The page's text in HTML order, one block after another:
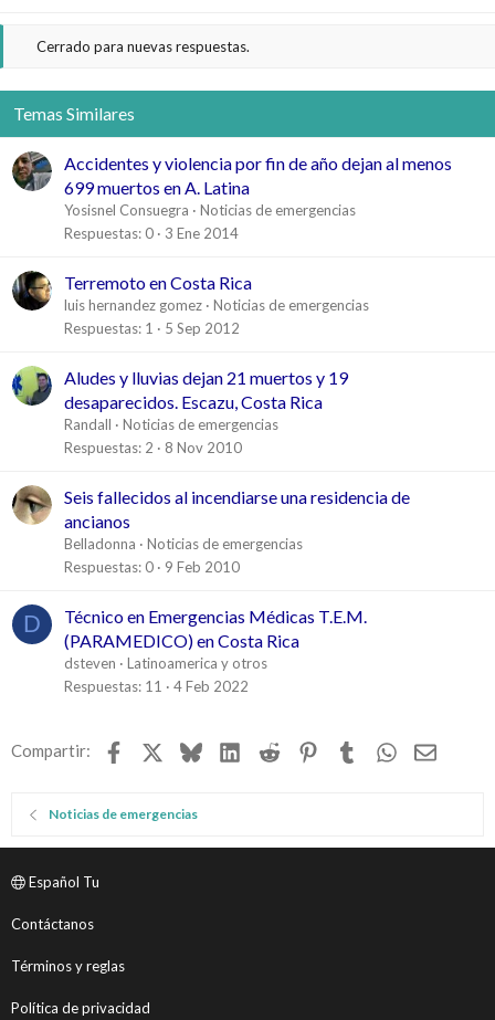
Cerrado para nuevas respuestas.
Temas Similares
Accidentes y violencia por fin de año dejan al menos
699 muertos en A. Latina
Yosisnel Consuegra
Noticias de emergencias
Respuestas 0 3 Ene 2014
Terremoto en Costa Rica
luis hernandez gomez
Noticias de emergencias
Respuestas 1 5 Sep 2012
Aludes y lluvias dejan 21 muertos y 19
desaparecidos. Escazu, Costa Rica
Randall
Noticias de emergencias
Respuestas 2 8 Nov 2010
Seis fallecidos al incendiarse una residencia de
ancianos
Belladonna
Noticias de emergencias
Respuestas 0 9 Feb 2010
D
Técnico en Emergencias Médicas T.E.M.
(PARAMEDICO) en Costa Rica
dsteven
Latinoamerica y otros
Respuestas 11 4 Feb 2022
Compartir: Facebook BlueskyLinkedIn
Reddit Pinterest
TumblrWhatsApp
Email
Noticias de emergencias
Español Tu
Contáctanos
Términos y reglas
Política de privacidad